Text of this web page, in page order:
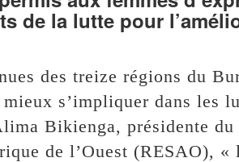
de la lutte pour
des treize régions du
s’impliquer dans les
Bikienga, présidente du
de l’Ouest (RESAO), «